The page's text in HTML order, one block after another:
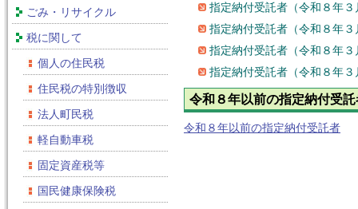
ごみ・リサイクル
税に関して
個人の住民税
住民税の特別徴収
法人町民税
軽自動車税
固定資産税等
国民健康保険税
指定納付受託者（令和８年
指定納付受託者（令和８年
指定納付受託者（令和８年
指定納付受託者（令和８年
令和８年以前の指定納付受託
令和８年以前の指定納付受託者